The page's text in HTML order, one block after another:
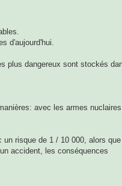
d'aujourd'hui.
plus dangereux sont stockés
avec les armes nuclaires
risque de 1 / 10 000, alors que
accident, les conséquences